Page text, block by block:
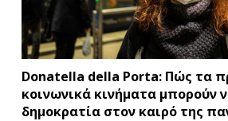
Donatella della Porta: Πώς τα
κοινωνικά κινήματα μπορούν
δημοκρατία στον καιρό της